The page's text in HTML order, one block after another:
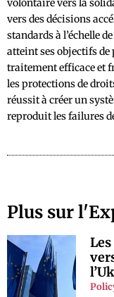
volontaire vers la
vers des décisions
standards à l’échelle
atteint ses objectifs de
traitement efficace et
les protections de
réussit à créer un
reproduit les failures
Plus sur